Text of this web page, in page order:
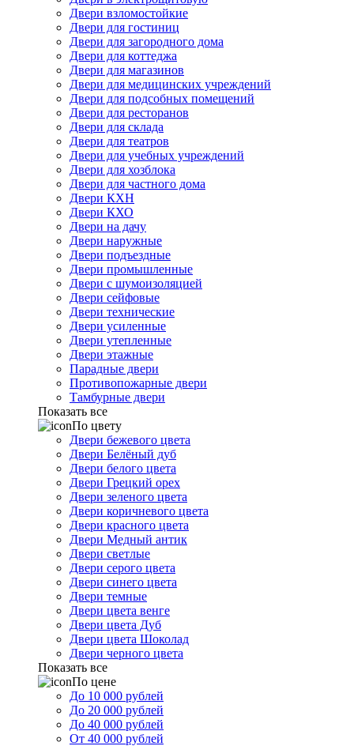
Двери взломостойкие
Двери для гостиниц
Двери для загородного дома
Двери для коттеджа
Двери для магазинов
Двери для медицинских учреждений
Двери для подсобных помещений
Двери для ресторанов
Двери для склада
Двери для театров
Двери для учебных учреждений
Двери для хозблока
Двери для частного дома
Двери КХН
Двери КХО
Двери на дачу
Двери наружные
Двери подъездные
Двери промышленные
Двери с шумоизоляцией
Двери сейфовые
Двери технические
Двери усиленные
Двери утепленные
Двери этажные
Парадные двери
Противопожарные двери
Тамбурные двери
Показать все
По цвету
Двери бежевого цвета
Двери Белёный дуб
Двери белого цвета
Двери Грецкий орех
Двери зеленого цвета
Двери коричневого цвета
Двери красного цвета
Двери Медный антик
Двери светлые
Двери серого цвета
Двери синего цвета
Двери темные
Двери цвета венге
Двери цвета Дуб
Двери цвета Шоколад
Двери черного цвета
Показать все
По цене
До 10 000 рублей
До 20 000 рублей
До 40 000 рублей
От 40 000 рублей